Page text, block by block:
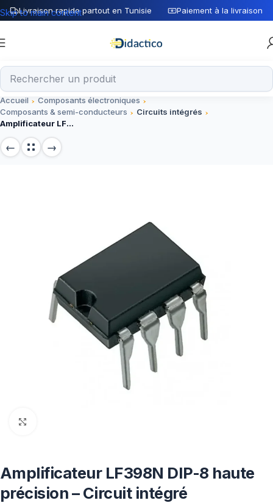
Livraison rapide partout en Tunisie Paiement à la livraison
Skip to main content
Accueil
Composants électroniques
Composants & semi-conducteurs
Circuits intégrés
Amplificateur LF398N DIP-8 haute précision – Circuit intégré électronique
Amplificateur LF398N DIP-8 haute
précision – Circuit intégré